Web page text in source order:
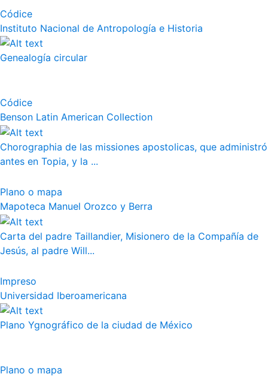
Códice
Instituto Nacional de Antropología e Historia
Genealogía circular
Códice
Benson Latin American Collection
Chorographia de las missiones apostolicas, que administró
antes en Topia, y la ...
Plano o mapa
Mapoteca Manuel Orozco y Berra
Carta del padre Taillandier, Misionero de la Compañía de
Jesús, al padre Will...
Impreso
Universidad Iberoamericana
Plano Ygnográfico de la ciudad de México
Plano o mapa